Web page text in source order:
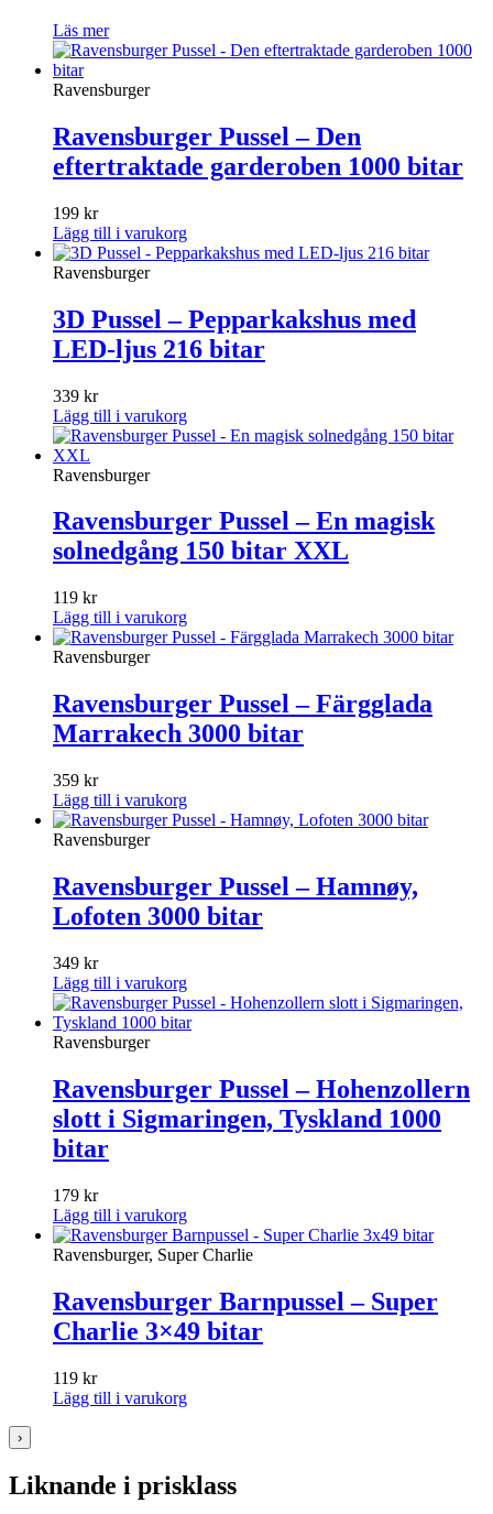
Läs mer
Ravensburger
Ravensburger Pussel – Den
eftertraktade garderoben 1000 bitar
199 kr
Lägg till i varukorg
Ravensburger
3D Pussel – Pepparkakshus med
LED-ljus 216 bitar
339 kr
Lägg till i varukorg
Ravensburger
Ravensburger Pussel – En magisk
solnedgång 150 bitar XXL
119 kr
Lägg till i varukorg
Ravensburger
Ravensburger Pussel – Färgglada
Marrakech 3000 bitar
359 kr
Lägg till i varukorg
Ravensburger
Ravensburger Pussel – Hamnøy,
Lofoten 3000 bitar
349 kr
Lägg till i varukorg
Ravensburger
Ravensburger Pussel – Hohenzollern
slott i Sigmaringen, Tyskland 1000
bitar
179 kr
Lägg till i varukorg
Ravensburger, Super Charlie
Ravensburger Barnpussel – Super
Charlie 3×49 bitar
119 kr
Lägg till i varukorg
›
Liknande i prisklass